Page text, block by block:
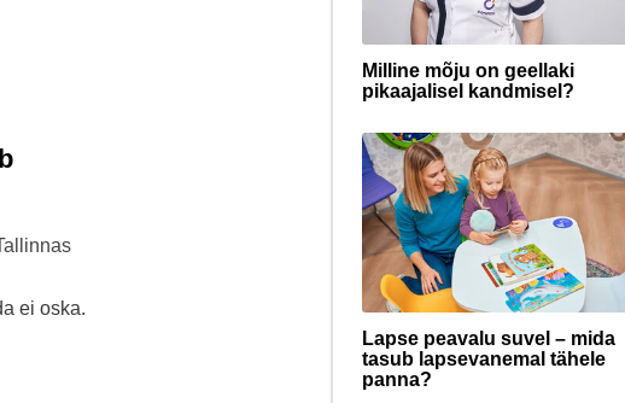
Milline mõju on geellaki
pikaajalisel kandmisel?
Lapse peavalu suvel – mida
tasub lapsevanemal tähele
panna?
ei oska.